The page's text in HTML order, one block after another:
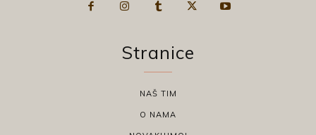
Stranice
NAŠ TIM
O NAMA